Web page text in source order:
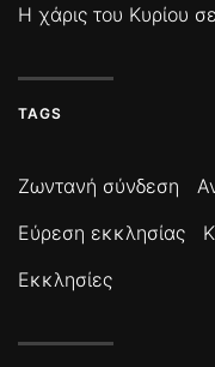
Η χάρις του Κυρίου
TAGS
Ζωντανή σύνδεση
Εύρεση εκκλησίας
Εκκλησίες